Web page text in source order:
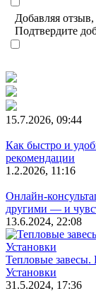
Добавляя
Подтвердите
15.7.2026, 09:44
Как быстро и
рекомендации
1.2.2026, 11:16
Онлайн-
другими — и
13.6.2024, 22:08
Тепловые
Установки
31.5.2024, 17:36